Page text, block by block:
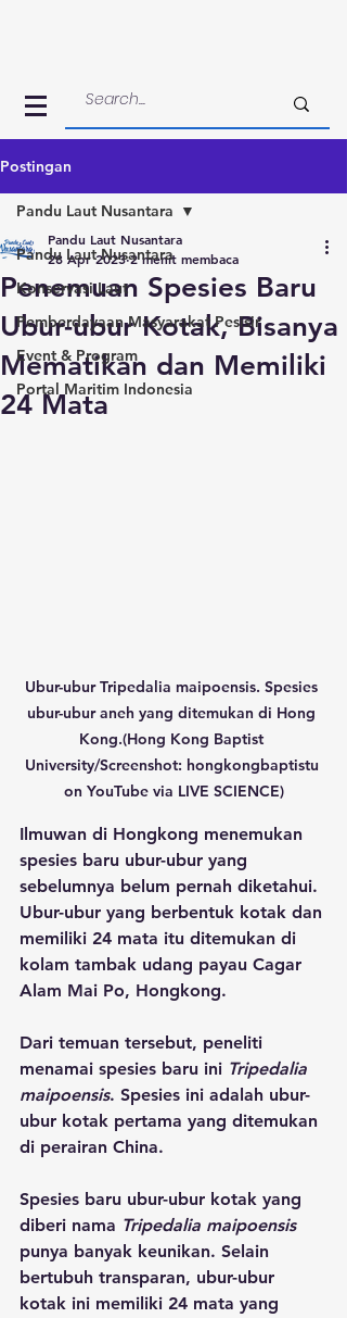
Postingan
Pandu Laut Nusantara
Konservasi Laut
Pemberdayaan Masyarakat Pesisir
Event & Program
Portal Maritim Indonesia
Pandu Laut Nusantara
Penemuan Spesies Baru
Ubur-ubur Kotak, Bisanya
Mematikan dan Memiliki
24 Mata
Pandu Laut Nusantara
28 Apr 2023 2 menit membaca
Ubur-ubur Tripedalia maipoensis. Spesies
ubur-ubur aneh yang ditemukan di Hong
Kong.(Hong Kong Baptist
University/Screenshot: hongkongbaptistu
on YouTube via LIVE SCIENCE)
Ilmuwan di Hongkong menemukan
spesies baru ubur-ubur yang
sebelumnya belum pernah diketahui.
Ubur-ubur yang berbentuk kotak dan
memiliki 24 mata itu ditemukan di
kolam tambak udang payau Cagar
Alam Mai Po, Hongkong.
Dari temuan tersebut, peneliti
menamai spesies baru ini Tripedalia
maipoensis. Spesies ini adalah ubur-
ubur kotak pertama yang ditemukan
di perairan China.
Spesies baru ubur-ubur kotak yang
diberi nama Tripedalia maipoensis
punya banyak keunikan. Selain
bertubuh transparan, ubur-ubur
kotak ini memiliki 24 mata yang